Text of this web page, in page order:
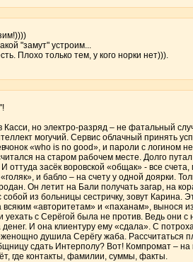
"замут" устроим...
Плохо только тем, у кого норки нет))).
Касси, но электро-разряд – не фатальный
могучий. Сервис облачный принять
«who is no good», и пароли с логином
на старом рабочем месте. Долго
оттуда засёк воровской «общак» - все
и бабло – на счету у одной доярки.
Он летит на Бали получать загар, на
из больницы сестричку, зовут Карина.
всяким «авторитетам» и «паханам», вынося
уехать с Серёгой была не против. Ведь они с
И она клиентуру ему «сдала». С
душила Серёгу жаба. Рассчитаться
сдать Интерполу? Вот! Компромат –
где контакты, фамилии, суммы, факты.